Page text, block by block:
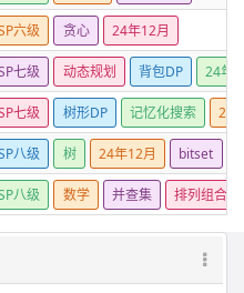
六级 贪心 24年12月
七级 动态规划 背包DP 24年
七级 树形DP 记忆化搜索 24
八级 树 24年12月 bitset
八级 数学 并查集 排列组合